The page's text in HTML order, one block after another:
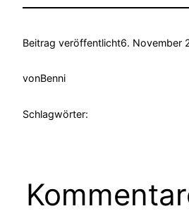
Beitrag veröffentlicht6. November
vonBenni
Schlagwörter: